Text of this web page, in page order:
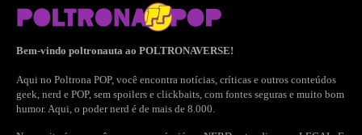
Bem-vindo poltronauta ao POLTRONAVERSE!
Aqui no Poltrona POP, você encontra notícias, críticas e outros conteúdos
geek, nerd e POP, sem spoilers e clickbaits, com fontes seguras e muito bom
humor. Aqui, o poder nerd é de mais de 8.000.